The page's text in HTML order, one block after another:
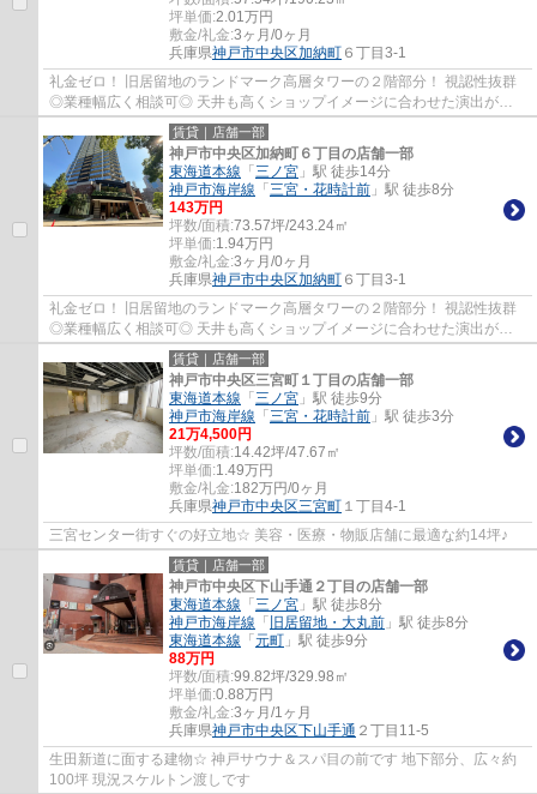
坪単価:2.01万円
敷金/礼金:3ヶ月/0ヶ月
兵庫県神戸市中央区加納町 ６丁目3-1
礼金ゼロ！ 旧居留地のランドマーク高層タワーの２階部分！ 視認性抜群
◎業種幅広く相談可◎ 天井も高くショップイメージに合わせた演出がで
きます♪
賃貸｜店舗一部
神戸市中央区加納町６丁目の店舗一部
東海道本線 「 三ノ宮 」駅 徒歩14分
神戸市海岸線 「 三宮・花時計前 」駅 徒歩8分
143万円
坪数/面積:73.57坪/243.24㎡
坪単価:1.94万円
敷金/礼金:3ヶ月/0ヶ月
兵庫県神戸市中央区加納町 ６丁目3-1
礼金ゼロ！ 旧居留地のランドマーク高層タワーの２階部分！ 視認性抜群
◎業種幅広く相談可◎ 天井も高くショップイメージに合わせた演出がで
きます♪
賃貸｜店舗一部
神戸市中央区三宮町１丁目の店舗一部
東海道本線 「 三ノ宮 」駅 徒歩9分
神戸市海岸線 「 三宮・花時計前 」駅 徒歩3分
21万4,500円
坪数/面積:14.42坪/47.67㎡
坪単価:1.49万円
敷金/礼金:182万円/0ヶ月
兵庫県神戸市中央区三宮町 １丁目4-1
三宮センター街すぐの好立地☆ 美容・医療・物販店舗に最適な約14坪♪
賃貸｜店舗一部
神戸市中央区下山手通２丁目の店舗一部
東海道本線 「 三ノ宮 」駅 徒歩8分
神戸市海岸線 「 旧居留地・大丸前 」駅 徒歩8分
東海道本線 「 元町 」駅 徒歩9分
88万円
坪数/面積:99.82坪/329.98㎡
坪単価:0.88万円
敷金/礼金:3ヶ月/1ヶ月
兵庫県神戸市中央区下山手通 ２丁目11-5
生田新道に面する建物☆ 神戸サウナ＆スパ目の前です 地下部分、広々約
100坪 現況スケルトン渡しです